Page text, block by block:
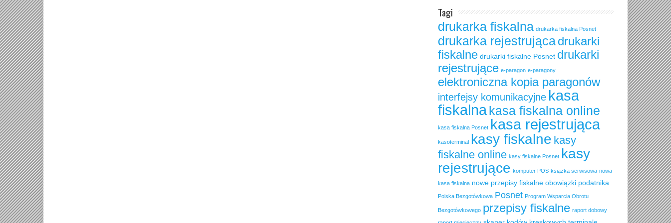
Tagi
drukarka fiskalna drukarka fiskalna Posnet
drukarka rejestrującadrukarki
fiskalne drukarki fiskalne Posnet drukarki
rejestrujące e-paragon e-paragony
elektroniczna kopia paragonów
interfejsy komunikacyjne kasa
fiskalnakasa fiskalna online
kasa fiskalna Posnet kasa rejestrująca
kasoterminal kasy fiskalne kasy
fiskalne online kasy fiskalne Posnet
kasy
rejestrujące komputer POS książka serwisowa nowa
kasa fiskalna nowe przepisy fiskalne obowiązki podatnika
Polska Bezgotówkowa Posnet Program Wsparcia Obrotu
Bezgotówkowego przepisy fiskalne raport dobowy